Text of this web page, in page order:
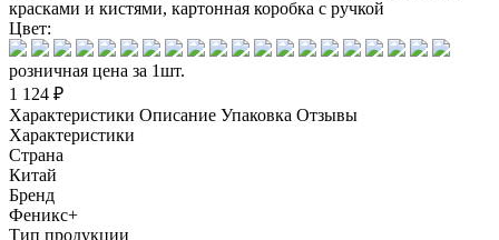
красками и кистями, картонная коробка с ручкой
Цвет:
розничная цена за 1шт.
1 124 ₽
Характеристики Описание Упаковка Отзывы
Характеристики
Страна
Китай
Бренд
Феникс+
Тип продукции